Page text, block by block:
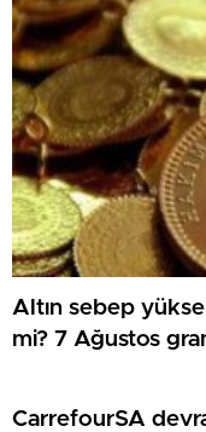
Altın sebep
mi? 7 Ağustos
CarrefourSA